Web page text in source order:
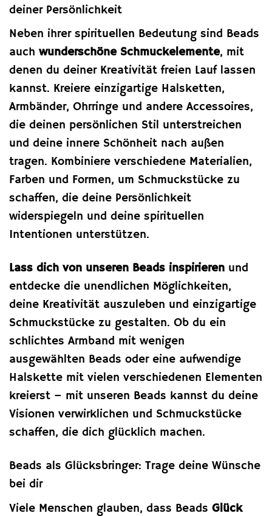
deiner Persönlichkeit
Neben ihrer spirituellen Bedeutung sind Beads
auch wunderschöne Schmuckelemente, mit
denen du deiner Kreativität freien Lauf lassen
kannst. Kreiere einzigartige Halsketten,
Armbänder, Ohrringe und andere Accessoires,
die deinen persönlichen Stil unterstreichen
und deine innere Schönheit nach außen
tragen. Kombiniere verschiedene Materialien,
Farben und Formen, um Schmuckstücke zu
schaffen, die deine Persönlichkeit
widerspiegeln und deine spirituellen
Intentionen unterstützen.
Lass dich von unseren Beads inspirieren und
entdecke die unendlichen Möglichkeiten,
deine Kreativität auszuleben und einzigartige
Schmuckstücke zu gestalten. Ob du ein
schlichtes Armband mit wenigen
ausgewählten Beads oder eine aufwendige
Halskette mit vielen verschiedenen Elementen
kreierst – mit unseren Beads kannst du deine
Visionen verwirklichen und Schmuckstücke
schaffen, die dich glücklich machen.
Beads als Glücksbringer: Trage deine Wünsche
bei dir
Viele Menschen glauben, dass Beads Glück